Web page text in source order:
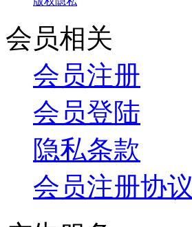
会员相关
会员注册
会员登陆
隐私条款
会员注册协议